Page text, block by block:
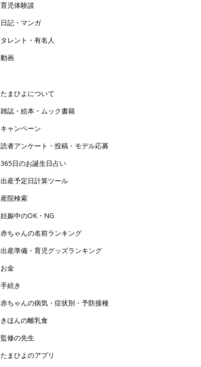
育児体験談
日記・マンガ
タレント・有名人
動画
たまひよについて
雑誌・絵本・ムック書籍
キャンペーン
読者アンケート・投稿・モデル応募
365日のお誕生日占い
出産予定日計算ツール
産院検索
妊娠中のOK・NG
赤ちゃんの名前ランキング
出産準備・育児グッズランキング
お金
手続き
赤ちゃんの病気・症状別・予防接種
きほんの離乳食
監修の先生
たまひよのアプリ